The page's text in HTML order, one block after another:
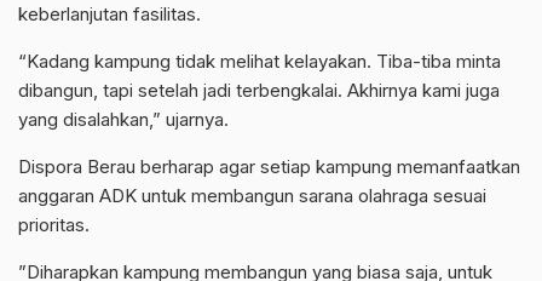
keberlanjutan fasilitas.
‎“Kadang kampung tidak melihat kelayakan. Tiba-tiba minta
dibangun, tapi setelah jadi terbengkalai. Akhirnya kami juga
yang disalahkan,” ujarnya.
‎Dispora Berau berharap agar setiap kampung memanfaatkan
anggaran ADK untuk membangun sarana olahraga sesuai
prioritas.
‎”Diharapkan kampung membangun yang biasa saja, untuk